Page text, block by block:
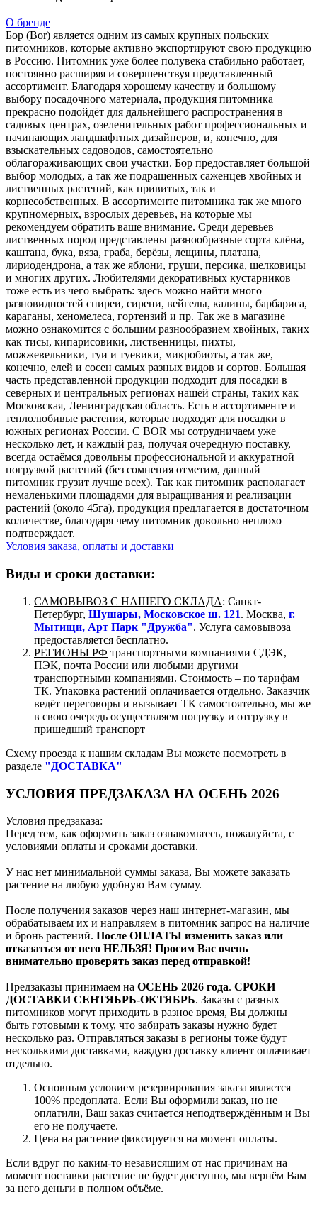
О бренде
Бор (Bor) является одним из самых крупных польских
питомников, которые активно экспортируют свою продукцию
в Россию. Питомник уже более полувека стабильно работает,
постоянно расширяя и совершенствуя представленный
ассортимент. Благодаря хорошему качеству и большому
выбору посадочного материала, продукция питомника
прекрасно подойдёт для дальнейшего распространения в
садовых центрах, озеленительных работ профессиональных и
начинающих ландшафтных дизайнеров, и, конечно, для
взыскательных садоводов, самостоятельно
облагораживающих свои участки. Бор предоставляет большой
выбор молодых, а так же подращенных саженцев хвойных и
лиственных растений, как привитых, так и
корнесобственных. В ассортименте питомника так же много
крупномерных, взрослых деревьев, на которые мы
рекомендуем обратить ваше внимание. Среди деревьев
лиственных пород представлены разнообразные сорта клёна,
каштана, бука, вяза, граба, берёзы, лещины, платана,
лириодендрона, а так же яблони, груши, персика, шелковицы
и многих других. Любителями декоративных кустарников
тоже есть из чего выбрать: здесь можно найти много
разновидностей спиреи, сирени, вейгелы, калины, барбариса,
караганы, хеномелеса, гортензий и пр. Так же в магазине
можно ознакомится с большим разнообразием хвойных, таких
как тисы, кипарисовики, лиственницы, пихты,
можжевельники, туи и туевики, микробиоты, а так же,
конечно, елей и сосен самых разных видов и сортов. Большая
часть представленной продукции подходит для посадки в
северных и центральных регионах нашей страны, таких как
Московская, Ленинградская область. Есть в ассортименте и
теплолюбивые растения, которые подходят для посадки в
южных регионах России. С BOR мы сотрудничаем уже
несколько лет, и каждый раз, получая очередную поставку,
всегда остаёмся довольны профессиональной и аккуратной
погрузкой растений (без сомнения отметим, данный
питомник грузит лучше всех). Так как питомник располагает
немаленькими площадями для выращивания и реализации
растений (около 45га), продукция предлагается в достаточном
количестве, благодаря чему питомник довольно неплохо
подтверждает.
Условия заказа, оплаты и доставки
Виды и сроки доставки:
САМОВЫВОЗ С НАШЕГО СКЛАДА: Санкт-
Петербург, Шушары, Московское ш. 121. Москва, г.
Мытищи, Арт Парк "Дружба". Услуга самовывоза
предоставляется бесплатно.
РЕГИОНЫ РФ транспортными компаниями СДЭК,
ПЭК, почта России или любыми другими
транспортными компаниями. Стоимость – по тарифам
ТК. Упаковка растений оплачивается отдельно. Заказчик
ведёт переговоры и вызывает ТК самостоятельно, мы же
в свою очередь осуществляем погрузку и отгрузку в
пришедший транспорт
Схему проезда к нашим складам Вы можете посмотреть в
разделе "ДОСТАВКА"
УСЛОВИЯ ПРЕДЗАКАЗА НА ОСЕНЬ 2026
Условия предзаказа:
Перед тем, как оформить заказ ознакомьтесь, пожалуйста, с
условиями оплаты и сроками доставки.
У нас нет минимальной суммы заказа, Вы можете заказать
растение на любую удобную Вам сумму.
После получения заказов через наш интернет-магазин, мы
обрабатываем их и направляем в питомник запрос на наличие
и бронь растений. После ОПЛАТЫ изменить заказ или
отказаться от него НЕЛЬЗЯ! Просим Вас очень
внимательно проверять заказ перед отправкой!
Предзаказы принимаем на ОСЕНЬ 2026 года. СРОКИ
ДОСТАВКИ СЕНТЯБРЬ-ОКТЯБРЬ. Заказы с разных
питомников могут приходить в разное время, Вы должны
быть готовыми к тому, что забирать заказы нужно будет
несколько раз. Отправляться заказы в регионы тоже будут
несколькими доставками, каждую доставку клиент оплачивает
отдельно.
Основным условием резервирования заказа является
100% предоплата. Если Вы оформили заказ, но не
оплатили, Ваш заказ считается неподтверждённым и Вы
его не получаете.
Цена на растение фиксируется на момент оплаты.
Если вдруг по каким-то независящим от нас причинам на
момент поставки растение не будет доступно, мы вернём Вам
за него деньги в полном объёме.